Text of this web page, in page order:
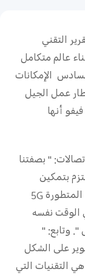
التقني
عالم متكامل
الإمكانات
عمل الجيل
أنها
" بصفتنا
بتمكين
المستهلكين من خلال جعل الهواتف الذكية المتطورة 5G
الوقت نفسه
وتابع: "
على الشكل
التقنيات التي